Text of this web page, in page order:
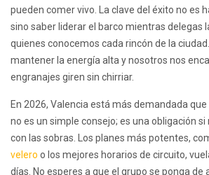
pueden comer vivo. La clave del éxito no es
sino saber liderar el barco mientras delegas
quienes conocemos cada rincón de la
mantener la energía alta y nosotros nos
engranajes giren sin chirriar.
En 2026, Valencia está más demandada
no es un simple consejo; es una obligación
con las sobras. Los planes más potentes,
velero o los mejores horarios de circuito,
días. No esperes a que el grupo se ponga de